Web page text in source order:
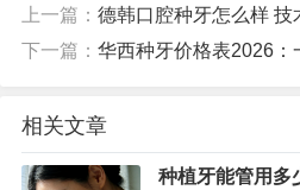
上一篇： 德韩口腔种牙怎么样
下一篇： 华西种牙价格表2026：
相关文章
种植牙能管用多